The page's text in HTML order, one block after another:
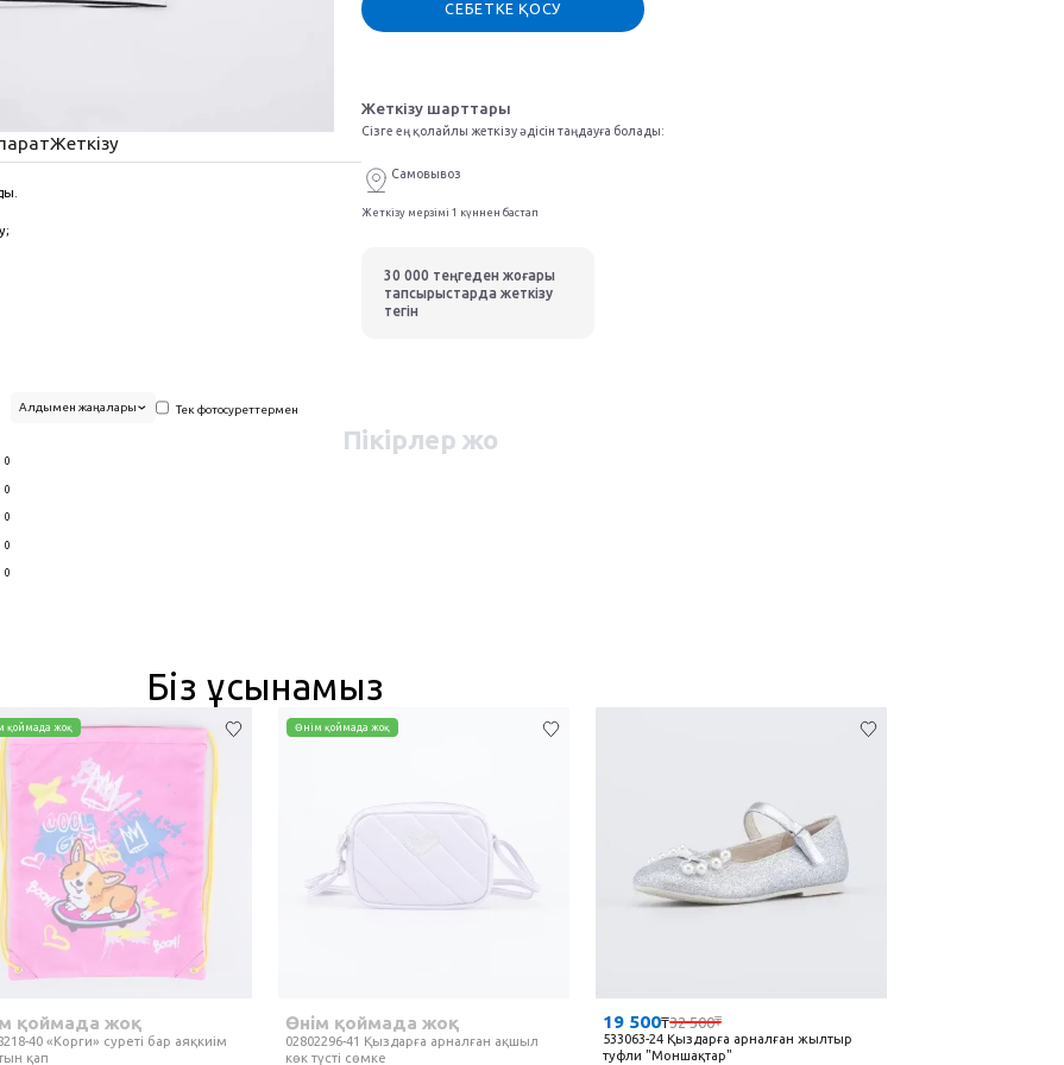
Жеткізу
СЕБЕТКЕ ҚОСУ
Жеткізу шарттары
Сізге ең қолайлы жеткізу әдісін таңдауға болады:
Самовывоз
Жеткізу мерзімі 1 күннен бастап
30 000 теңгеден жоғары
тапсырыстарда жеткізу
тегін
0
0
0
0
0
Алдымен жаңалары Тек фотосуреттермен
Пікірлер жоқ
Біз ұсынамыз
қоймада жоқ
қоймада жоқ
40 «Корги» суреті бар аяқкиім
қап
Өнім қоймада жоқ
Өнім қоймада жоқ
02802296-41 Қыздарға арналған ақшыл
көк түсті сөмке
19 500₸32 500₸
533063-24 Қыздарға арналған жылтыр
туфли "Моншақтар"